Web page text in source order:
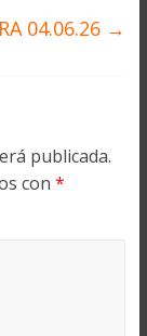
04.06.26 →
publicada.
con *